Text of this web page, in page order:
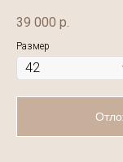
39 000 р.
Размер